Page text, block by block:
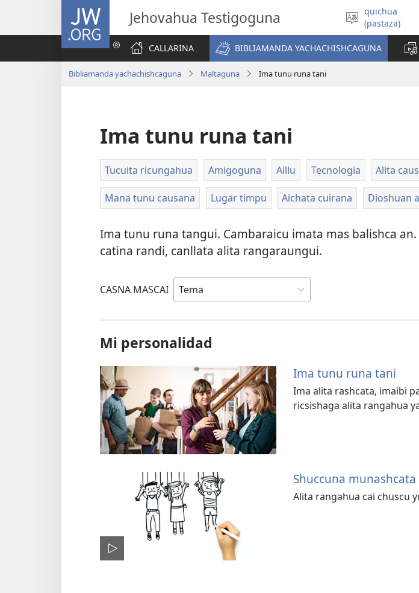
JW.ORG
Jehovahua Testigoguna
Can
shimita
anllana
quichua
(pastaza)
CALLARINA BIBLIAMANDA YACHACHISHCAGUNA
Bibliamanda yachachishcaguna Maltaguna Ima tunu runa tani
Ima tunu runa tani
Tucuita ricungahua Amigoguna Aillu Tecnologia Alita
Mana tunu causana Lugar timpu Aichata cuirana Dioshuan
Ima tunu runa tangui. Cambaraicu imata mas balishca
catina randi, canllata alita rangaraungui.
CASNA MASCAI
Mi personalidad
Ima tunu runa tani
Ima alita rashcata, imaibi
ricsishaga alita rangahua
Shuccuna
Alita rangahua cai chuscu